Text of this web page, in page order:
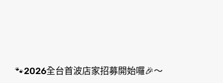
🐾2026全台首波店家招募開始囉🎉～